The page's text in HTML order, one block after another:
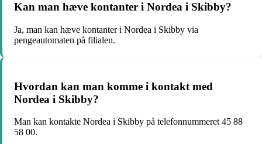
Kan man hæve kontanter i Nordea i Skibby?
Ja, man kan hæve kontanter i Nordea i Skibby via
pengeautomaten på filialen.
Hvordan kan man komme i kontakt med
Nordea i Skibby?
Man kan kontakte Nordea i Skibby på telefonnummeret 45 88
58 00.